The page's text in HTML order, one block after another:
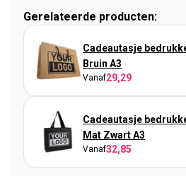
Gerelateerde producten:
Cadeautasje
Bruin A3
Vanaf29,29
Cadeautasje
Mat Zwart A3
Vanaf32,85